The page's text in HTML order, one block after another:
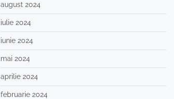
august 2024
iulie 2024
iunie 2024
mai 2024
aprilie 2024
februarie 2024